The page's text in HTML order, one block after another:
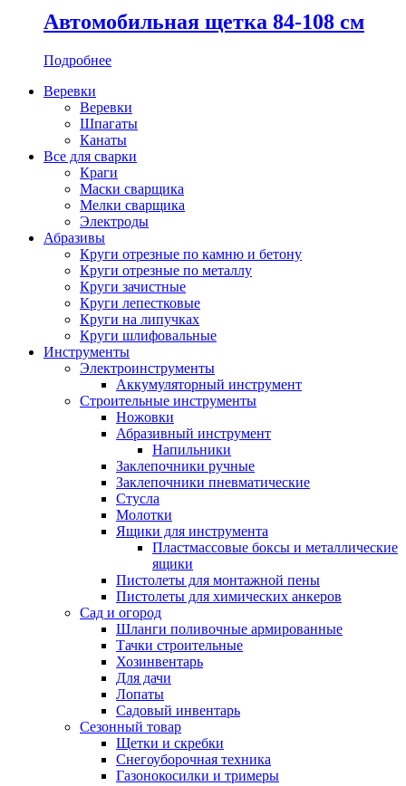
Автомобильная щетка 84-108 см
Подробнее
Веревки
Веревки
Шпагаты
Канаты
Все для сварки
Краги
Маски сварщика
Мелки сварщика
Электроды
Абразивы
Круги отрезные по камню и бетону
Круги отрезные по металлу
Круги зачистные
Круги лепестковые
Круги на липучках
Круги шлифовальные
Инструменты
Электроинструменты
Аккумуляторный инструмент
Строительные инструменты
Ножовки
Абразивный инструмент
Напильники
Заклепочники ручные
Заклепочники пневматические
Стусла
Молотки
Ящики для инструмента
Пластмассовые боксы и металлические
ящики
Пистолеты для монтажной пены
Пистолеты для химических анкеров
Сад и огород
Шланги поливочные армированные
Тачки строительные
Хозинвентарь
Для дачи
Лопаты
Садовый инвентарь
Сезонный товар
Щетки и скребки
Снегоуборочная техника
Газонокосилки и тримеры